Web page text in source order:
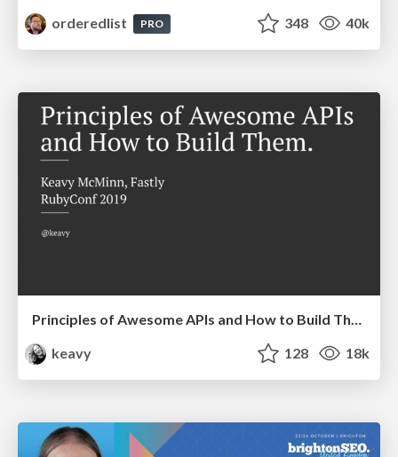
orderedlist
PRO 348 40k
Principles of Awesome APIs and How to Build Them.
keavy
128 18k